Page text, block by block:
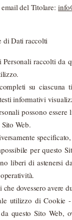
del Titolare:
di Dati raccolti
Personali raccolti da
su ciascuna
informativi
possono
Web.
per questo
liberi di astenersi
che dovessero avere
utilizzo di
questo Sito Web,